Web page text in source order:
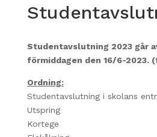
Studentavslutning 2023 går
förmiddagen den 16/6-2023.
Ordning:
Studentavslutning i skolans
Utspring
Kortege